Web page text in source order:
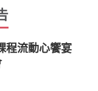
程流動心饗宴